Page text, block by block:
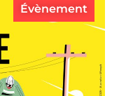
Évènement